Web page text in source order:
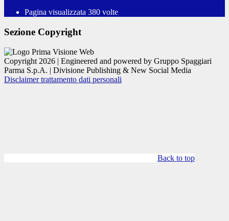
Pagina visualizzata 380 volte
Sezione Copyright
Copyright 2026 | Engineered and powered by Gruppo Spaggiari
Parma S.p.A. | Divisione Publishing & New Social Media
Disclaimer trattamento dati personali
Back to top